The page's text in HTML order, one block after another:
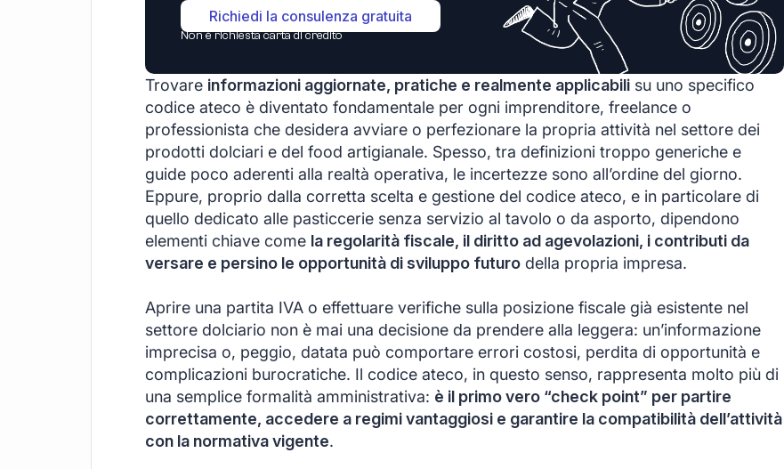
Richiedi la consulenza gratuita
Non è richiesta carta di credito
Trovare informazioni aggiornate, pratiche e realmente applicabili su uno specifico
codice ateco è diventato fondamentale per ogni imprenditore, freelance o
professionista che desidera avviare o perfezionare la propria attività nel settore dei
prodotti dolciari e del food artigianale. Spesso, tra definizioni troppo generiche e
guide poco aderenti alla realtà operativa, le incertezze sono all’ordine del giorno.
Eppure, proprio dalla corretta scelta e gestione del codice ateco, e in particolare di
quello dedicato alle pasticcerie senza servizio al tavolo o da asporto, dipendono
elementi chiave come la regolarità fiscale, il diritto ad agevolazioni, i contributi da
versare e persino le opportunità di sviluppo futuro della propria impresa.
Aprire una partita IVA o effettuare verifiche sulla posizione fiscale già esistente nel
settore dolciario non è mai una decisione da prendere alla leggera: un’informazione
imprecisa o, peggio, datata può comportare errori costosi, perdita di opportunità e
complicazioni burocratiche. Il codice ateco, in questo senso, rappresenta molto più di
una semplice formalità amministrativa: è il primo vero “check point” per partire
correttamente, accedere a regimi vantaggiosi e garantire la compatibilità dell’attività
con la normativa vigente.